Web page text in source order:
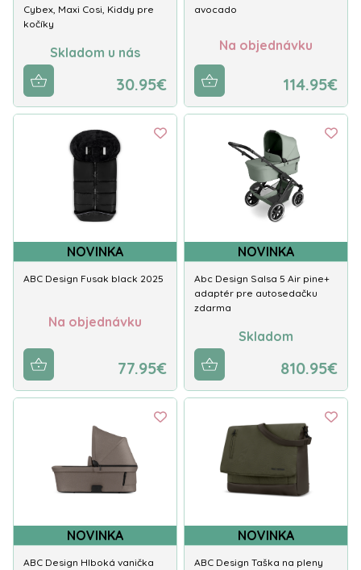
Cybex, Maxi Cosi, Kiddy pre
kočíky
Skladom u nás
30.95€
avocado
Na objednávku
114.95€
NOVINKA
ABC Design Fusak black 2025
Na objednávku
77.95€
NOVINKA
Abc Design Salsa 5 Air pine+
adaptér pre autosedačku
zdarma
Skladom
810.95€
NOVINKA
ABC Design Hlboká vanička
NOVINKA
ABC Design Taška na pleny